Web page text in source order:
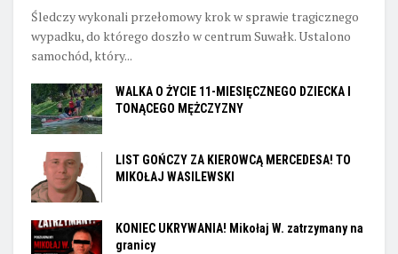
Śledczy wykonali przełomowy krok w sprawie tragicznego
wypadku, do którego doszło w centrum Suwałk. Ustalono
samochód, który...
WALKA O ŻYCIE 11-MIESIĘCZNEGO DZIECKA I
TONĄCEGO MĘŻCZYZNY
LIST GOŃCZY ZA KIEROWCĄ MERCEDESA! TO
MIKOŁAJ WASILEWSKI
KONIEC UKRYWANIA! Mikołaj W. zatrzymany na
granicy